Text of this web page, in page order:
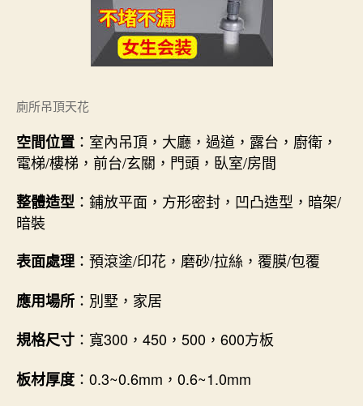
廁所吊頂天花
空間位置 ：室內吊頂，大廳，過道，露台，廚衛，
電梯/樓梯，前台/玄關，門頭，臥室/房間
整體造型 ：鋪放平面，方形密封，凹凸造型，暗架/
暗裝
表面處理：預滾塗/印花，磨砂/拉絲，覆膜/包覆
應用場所 ：別墅，家居
規格尺寸 ：寬300，450，500，600方板
板材厚度 ：0.3~0.6mm，0.6~1.0mm